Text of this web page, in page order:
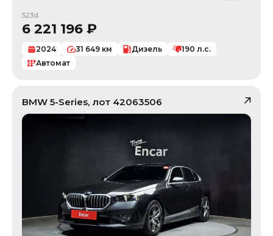
523d
6 221 196 ₽
2024 31 649 км Дизель 190 л.с.
Автомат
BMW 5-Series, лот 42063506